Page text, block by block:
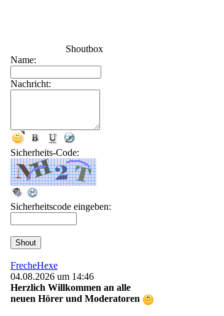
Shoutbox
Name:
Nachricht:
Sicherheits-Code:
Sicherheitscode eingeben:
FrecheHexe
04.08.2026 um 14:46
Herzlich Willkommen an alle
neuen Hörer und Moderatoren